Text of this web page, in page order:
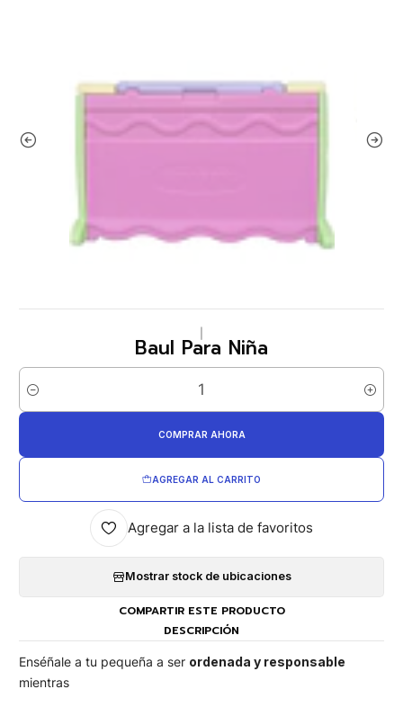
Baul Para Niña
Cantidad
AGREGAR AL CARRITO
COMPRAR AHORA
Agregar a la lista de favoritos
Mostrar stock de ubicaciones
COMPARTIR ESTE PRODUCTO
DESCRIPCIÓN
Enséñale a tu pequeña a ser ordenada y responsable
mientras